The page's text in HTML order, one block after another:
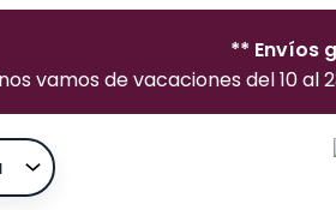
** Envíos
vamos de vacaciones del 10